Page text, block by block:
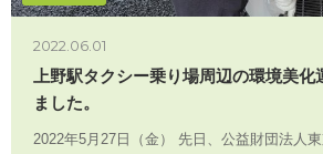
2022.06.01
上野駅タクシー乗り場周辺の環境美化
ました。
2022年5月27日（金） 先日、公益財団法人